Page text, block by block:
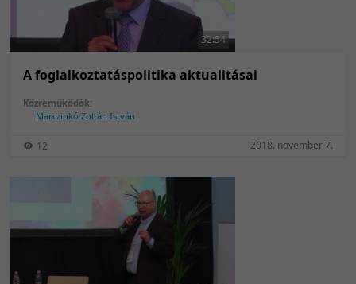
32:54
A foglalkoztatáspolitika aktualitásai
Közreműködők:
Marczinkó Zoltán István
12 2018. november 7.